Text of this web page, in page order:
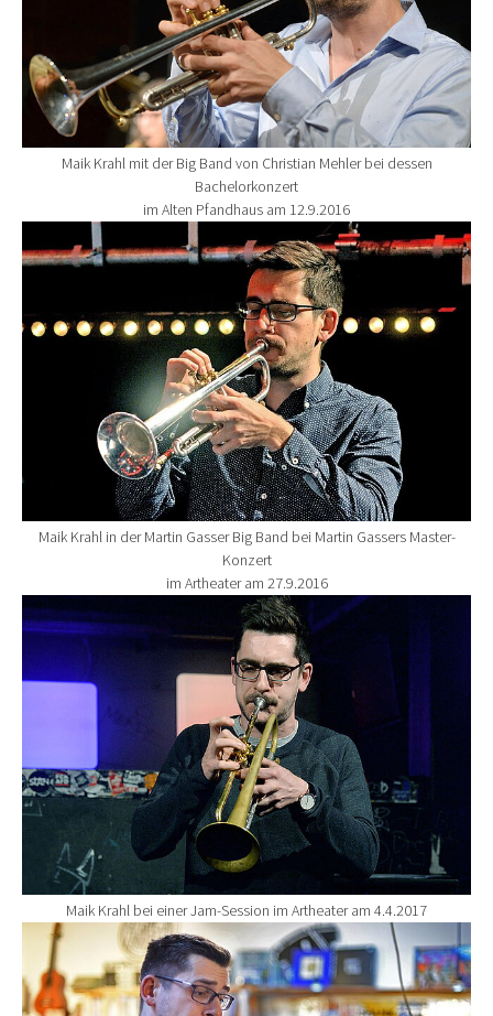
Maik Krahl mit der Big Band von Christian Mehler bei dessen
Bachelorkonzert
im Alten Pfandhaus am 12.9.2016
Show larger version for:
Maik Krahl in der Martin Gasser Big Band bei Martin Gassers Master-
Konzert
im Artheater am 27.9.2016
Show larger version for:
Maik Krahl bei einer Jam-Session im Artheater am 4.4.2017
Show larger version for: